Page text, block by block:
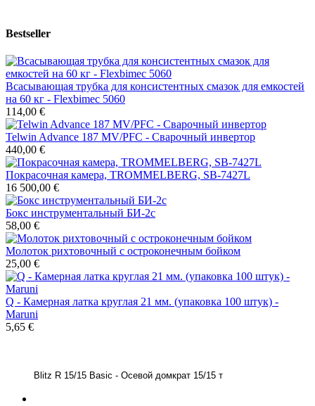
Bestseller
Всасывающая трубка для консистентных смазок для емкостей
на 60 кг - Flexbimec 5060
114,00 €
Telwin Advance 187 MV/PFC - Сварочный инвертор
440,00 €
Покрасочная камера, TROMMELBERG, SB-7427L
16 500,00 €
Бокс инструментальный БИ-2с
58,00 €
Молоток рихтовочный с остроконечным бойком
25,00 €
Q - Камерная латка круглая 21 мм. (упаковка 100 штук) -
Maruni
5,65 €
Blitz R 15/15 Basic - Осевой домкрат 15/15 т